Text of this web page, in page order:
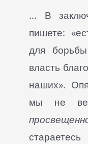
... В
пишете:
для
власть
наших».
мы не